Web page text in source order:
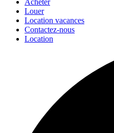
Acheter
Louer
Location vacances
Contactez-nous
Location